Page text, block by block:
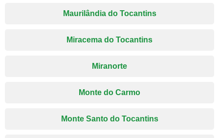
Maurilândia do Tocantins
Miracema do Tocantins
Miranorte
Monte do Carmo
Monte Santo do Tocantins